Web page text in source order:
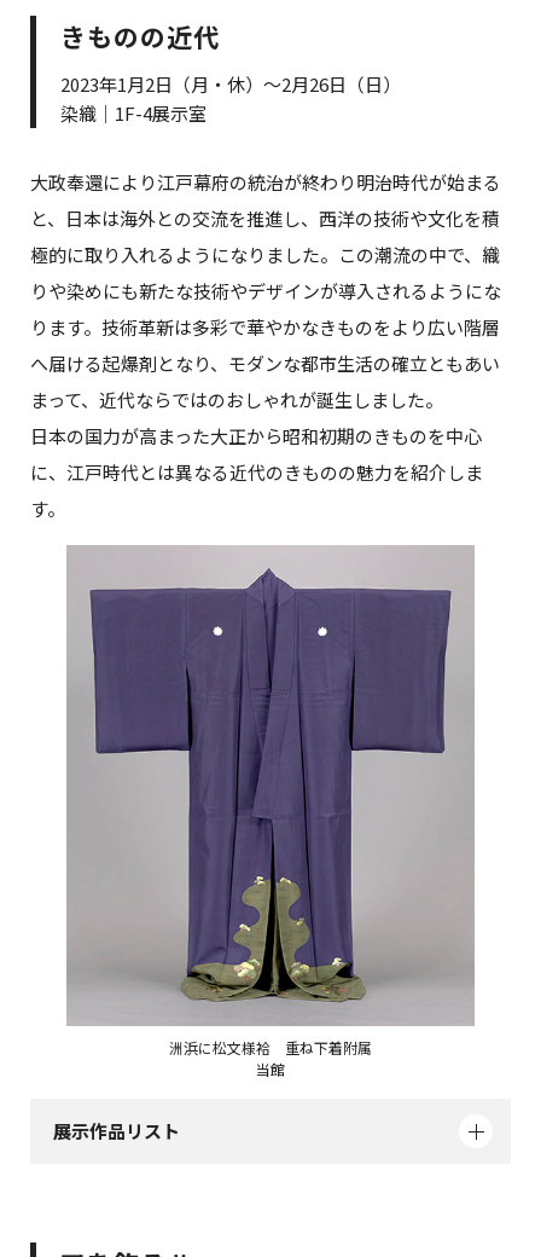
きものの近代
2023年1月2日（月・休）～2月26日（日）
染織｜1F-4展示室
大政奉還により江戸幕府の統治が終わり明治時代が始まる
と、日本は海外との交流を推進し、西洋の技術や文化を積
極的に取り入れるようになりました。この潮流の中で、織
りや染めにも新たな技術やデザインが導入されるようにな
ります。技術革新は多彩で華やかなきものをより広い階層
へ届ける起爆剤となり、モダンな都市生活の確立ともあい
まって、近代ならではのおしゃれが誕生しました。
日本の国力が高まった大正から昭和初期のきものを中心
に、江戸時代とは異なる近代のきものの魅力を紹介しま
す。
洲浜に松文様袷 重ね下着附属
当館
展示作品リスト